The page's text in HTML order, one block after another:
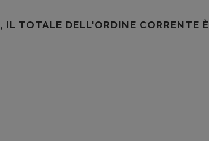
IL TOTALE DELL'ORDINE CORRENTE È